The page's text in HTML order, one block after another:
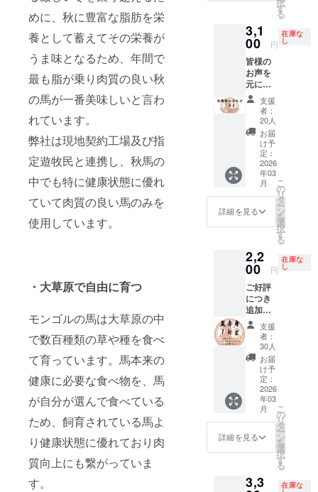
めに、秋に豊富な脂肪を栄
養として蓄えてその栄養が
うま味となるため、年間で
最も脂が乗り肉質の良い秋
の馬が一番美味しいと言わ
れています。
弊社は現地契約工場及び指
定遊牧民と連携し、秋馬の
中でも特に健康状態に優れ
ていて肉質の良い馬のみを
使用しています。
・大草原で自由に育つ
モンゴルの馬は大草原の中
で数百種類の草や種を食べ
て育っています。馬本来の
健康に必要な食べ物を、馬
が自分が選んで食べている
ため、飼育されている馬よ
り健康状態に優れており肉
質向上にも繋がっていま
す。
ラベル
されま
す。 商
品開封
前には
必ずお
届けの
リター
ンに貼
付され
たラベ
ルや注
意書き
をご確
認くだ
さい。
パック
重量が
異なる
ため、
リター
ンに
よって
パック
数が異
なりま
す。 ・
原材料
及び添
加物等
の食品
表示は
お届け
商品の
ラベル
に表記
す。 商
品開封
前には
必ずお
届けの
リター
ンに貼
付され
たラベ
ルや注
意書き
をご確
認くだ
さい。
運輸
便（冷
凍） 輸
入、販
売者：
株式会
社キー
シア 補
足 ・一
番美味
しい旬
の馬肉
をお届
けする
ため、
お手元
に届く
までお
時間を
頂きま
パック
ごとに
重量が
異なる
ため、
リター
ンに
よって
パック
数が異
なりま
す。 ・
原材料
及び添
加物等
の食品
表示は
お届け
商品の
に表記
方法：
要冷凍
解凍方
法：冷
蔵庫で
約１日
お届け
方法：
ヤマト
運輸
クール
便（冷
凍） 輸
入、販
売者：
株式会
社キー
シア 補
足 ・一
しい旬
の馬肉
をお届
けする
ため、
お手元
に届く
までお
時間を
頂きま
す。 ・
パック
ごとに
重量が
異なる
ため、
リター
ンに
よって
数が異
馬肉を
加工し
ており
ます。
商品
名：遊
牧馬肉
産地：
モンゴ
ル 食べ
方：加
熱用 内
容量：
合計約
４ｋｇ
冷凍真
空パッ
方法：
要冷凍
解凍方
法：冷
蔵庫で
約１日
お届け
方法：
ヤマト
運輸
クール
便（冷
凍） 輸
入、販
売者：
株式会
社キー
シア 補
足 ・一
しい旬
の馬肉
ます。
モンゴ
ルの馬
肉の中
でも最
高品質
の馬肉
をお届
け致し
ます。
【日本
クオリ
ティの
加工】
モンゴ
約工場
にて、
場で約
10年加
工経験
のある
スタッ
フが、
日本の
解体用
包丁を
使い加
工して
おりま
す。 日
本の加
工水準
馬肉を
加工し
ます。
商品
社に輸
出する
ために
特別に
育てた
馬の中
から、
特に状
態の良
い馬を
厳選し
て使用
してい
ます。
モンゴ
肉の中
でも最
をお届
け致し
ます。
【日本
クオリ
ティの
加工】
モンゴ
ルの契
約工場
にて、
日本の
食肉工
場で約
10年加
のある
スタッ
解体用
トして
真空
パック
で梱包
してお
りま
す。
ユッケ
は赤身
部位を
ミンチ
状に加
工し、
真空
パック
を開け
ればす
となっ
ており
ます。
３種類
をなる
べく均
等にお
送りし
ます
が、多
少ばら
つきが
出る場
合がご
ざいま
身、
ユッケ
ネック
うまみ
まった
カルビ
のセッ
トで
す！ 軽
く炙る
ことで
とろけ
る脂を
楽しむ
ことが
できま
す。 カ
ルビの
ブロッ
クを合
計約１
す。馬
肉は数
百グラ
ムごと
にカッ
トして
真空
パック
で梱包
してお
りま
す。
【部
位】 カ
ルビ
（フタ
エゴ）
た馬】
す
る
3,1
00 円
在庫な
し
皆様の
お声を
元に商
品化！
【注目
リター
ン】 複
数部位
の詰め
合わせ
セット
詰め合
わせ：
約１ｋ
ｇ 赤
身、ト
ユッケ
の詰め
合わせ
セット
です。
ご家庭
でも便
利なサ
イズで
お届け
致しま
す。 赤
身とト
ロは数
百グラ
ムごと
にカッ
で梱包
支援
者：
20人
お届
け予
定：
2026
年03
月
詳細を見る
こ
の
リ
タ
ー
ン
を
選
択
す
る
2,2
00 円
在庫な
し
ご好評
につき
追加！
【注目
リター
ン】 超
お買い
得の赤
身セッ
ト 並赤
身：約
１ｋｇ
本プロ
ジェク
トで最
大級の
ターン
支援
者：
30人
お届
け予
定：
2026
年03
月
詳細を見る
こ
の
リ
タ
ー
ン
を
選
択
す
る
3,3 在庫な